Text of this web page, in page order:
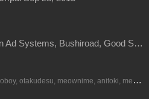
Aniplex, Nihon Ad Systems, Bushiroad, Good Smile Company, Asahi Broadcasting
D
onlod nonton streaming video, anoboy, otakudesu, meownime, anitoki, meguminime, melody, oploverz, anoboy, nimegami, unduh, riie net, drivenime, myanimelist, MAL, kusonime, neonime, bstation, maxnime, animeindo, Netflix, crunchyroll, neonime, samehadaku, streaming, otakupoi, awsubs, anibatch, anikyojin, nekonime, kurogaze, zippyshare, vidio google drive, Muse Indonesia, iQIYI, Viu, Ani-One Asia, Animenonton, Otaku desu, Mangaku, Anibatch,Vidio, Genflix, Amazon Prime Video, Terlengkap Google Drive 240p, 3GP, Muse Indonesia.